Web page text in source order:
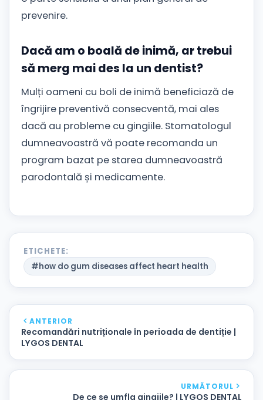
prevenire.
Dacă am o boală de inimă, ar trebui
să merg mai des la un dentist?
Mulți oameni cu boli de inimă beneficiază de
îngrijire preventivă consecventă, mai ales
dacă au probleme cu gingiile. Stomatologul
dumneavoastră vă poate recomanda un
program bazat pe starea dumneavoastră
parodontală și medicamente.
ETICHETE:
#how do gum diseases affect heart health
ANTERIOR
Recomandări nutriționale în perioada de dentiție |
LYGOS DENTAL
URMĂTORUL
De ce se umfla gingiile? | LYGOS DENTAL